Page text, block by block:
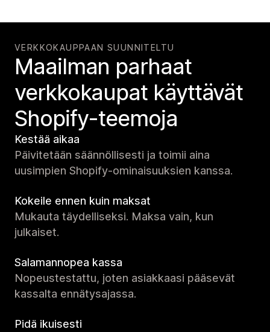
VERKKOKAUPPAAN SUUNNITELTU
Maailman parhaat
verkko­kaupat käyttävät
Shopify-teemoja
Kestää aikaa
Päivitetään säännöllisesti ja toimii aina
uusimpien Shopify-ominaisuuksien kanssa.
Kokeile ennen kuin maksat
Mukauta täydelliseksi. Maksa vain, kun
julkaiset.
Salamannopea kassa
Nopeustestattu, joten asiakkaasi pääsevät
kassalta ennätysajassa.
Pidä ikuisesti